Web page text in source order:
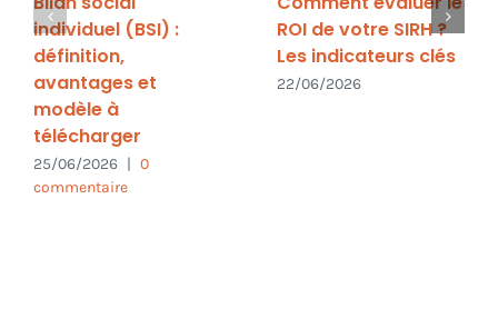
individuel (BSI) :
définition,
avantages et
modèle à
télécharger
25/06/2026 | 0
commentaire
ROI de votre SIRH ?
Les indicateurs clés
22/06/2026